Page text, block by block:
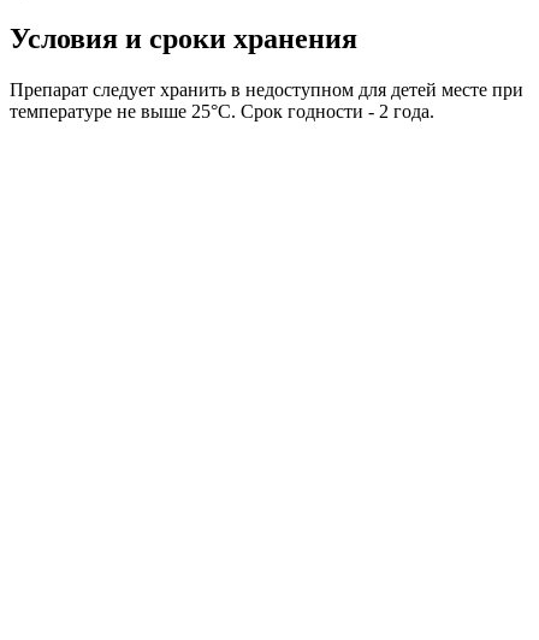
Условия и сроки хранения
Препарат следует хранить в недоступном для детей месте при
температуре не выше 25°С. Срок годности - 2 года.